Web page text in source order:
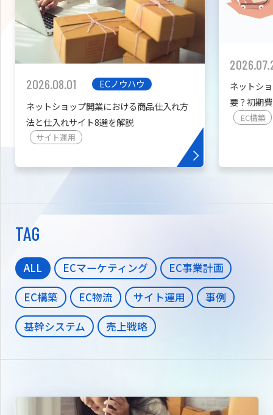
拡張プラグイン一覧
カスタマイズ開発
2026.08.01
ECノウハウ
ネットショップ開業における商品仕入れ方
法と仕入れサイト8選を解説
サイト運用
ネットシ
要？初期
を紹介
EC構築
TAG
ALL ECマーケティング
EC事業計画
EC構築
EC物流 サイト運用
事例
基幹システム
売上戦略